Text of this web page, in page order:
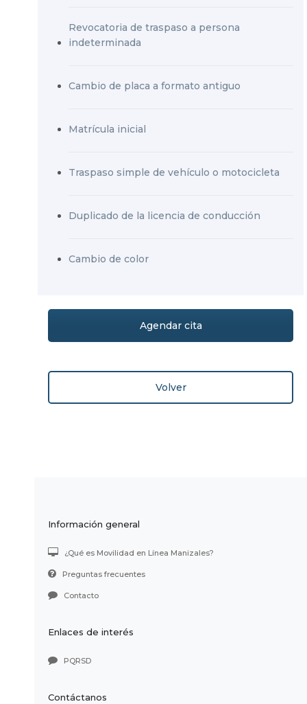
Revocatoria de traspaso a persona
indeterminada
Cambio de placa a formato antiguo
Matrícula inicial
Traspaso simple de vehículo o motocicleta
Duplicado de la licencia de conducción
Cambio de color
Agendar cita
Volver
Información general
¿Qué es Movilidad en Línea Manizales?
Preguntas frecuentes
Contacto
Enlaces de interés
PQRSD
Contáctanos